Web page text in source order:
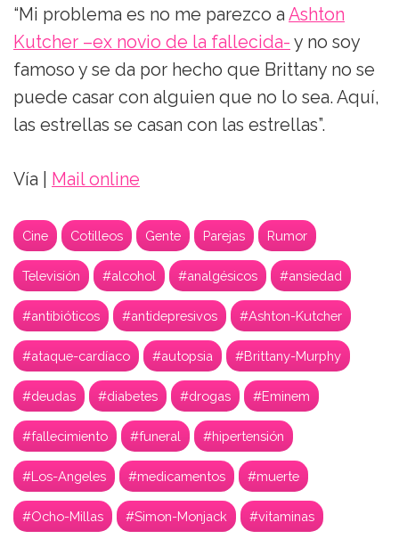
“Mi problema es no me parezco a Ashton
Kutcher –ex novio de la fallecida- y no soy
famoso y se da por hecho que Brittany no se
puede casar con alguien que no lo sea. Aquí,
las estrellas se casan con las estrellas”.
Vía | Mail online
Cine Cotilleos Gente Parejas Rumor
Televisión #alcohol #analgésicos #ansiedad
#antibióticos #antidepresivos #Ashton-Kutcher
#ataque-cardíaco #autopsia #Brittany-Murphy
#deudas #diabetes #drogas #Eminem
#fallecimiento #funeral #hipertensión
#Los-Angeles #medicamentos #muerte
#Ocho-Millas #Simon-Monjack #vitaminas